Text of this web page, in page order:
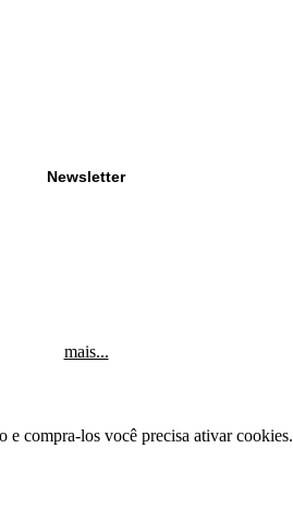
Newsletter
mais...
e compra-los você precisa ativar cookies.